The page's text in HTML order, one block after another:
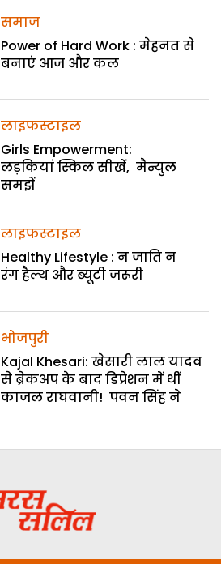
समाज
Power of Hard Work : मेहनत से
बनाएं आज और कल
लाइफस्टाइल
Girls Empowerment:
लड़कियां स्किल सीखें, मैन्युल
समझें
लाइफस्टाइल
Healthy Lifestyle : न जाति न
रंग हैल्थ और ब्यूटी जरूरी
भोजपुरी
Kajal Khesari: खेसारी लाल यादव
से ब्रेकअप के बाद डिप्रेशन में थीं
काजल राघवानी! पवन सिंह ने